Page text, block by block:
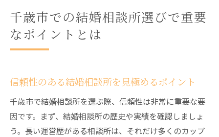
口コミやレビューを活用した選び方
カウンセラーの質とサポート体制の重要性
千歳市の結婚相談所で理想のパートナーを見つ
自己分析を通じた理想のパートナー像の明
確化
結婚相談所のカウンセラーとの連携方法
効果的なプロフィール作成のコツ
千歳市での結婚相談所選びで重要
なポイントとは
信頼性のある結婚相談所を見極めるポイント
千歳市で結婚相談所を選ぶ際、信頼性は非常に重要な要
因です。まず、結婚相談所の歴史や実績を確認しましょ
う。長い運営歴がある相談所は、それだけ多くのカップ